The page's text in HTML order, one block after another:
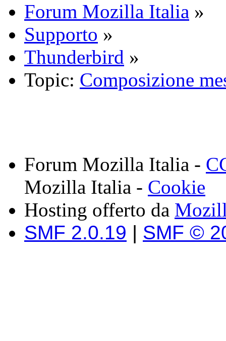
Forum Mozilla Italia »
Supporto »
Thunderbird »
Topic: Composizione
Forum Mozilla Italia -
Mozilla Italia - Cookie
Hosting offerto da
SMF 2.0.19 | SMF ©